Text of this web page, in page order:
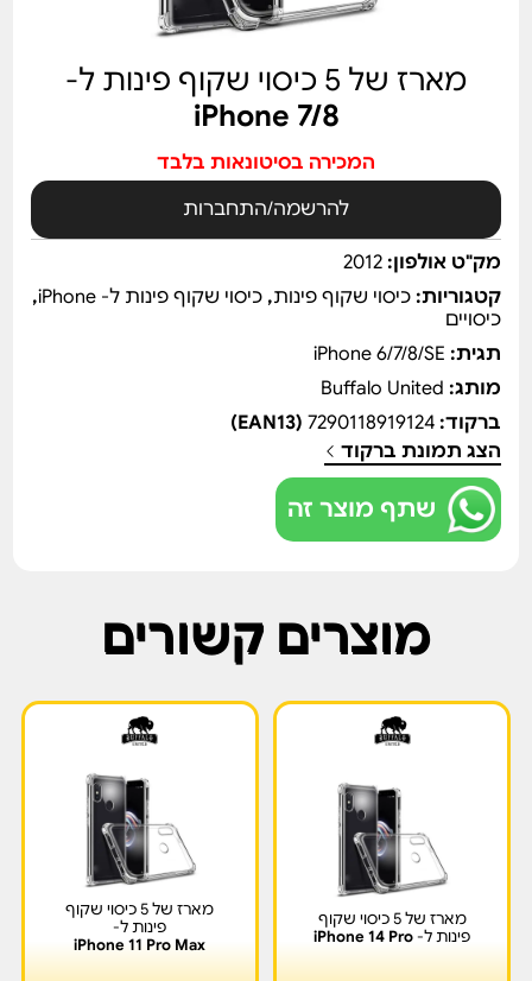
מארז של 5 כיסוי שקוף פינות ל-
iPhone 7/8
המכירה בסיטונאות בלבד
להרשמה/התחברות
מק"ט אולפון:2012
קטגוריות:כיסוי שקוף פינות,כיסוי שקוף פינות ל- iPhone
,
כיסויים
תגית: iPhone 6/7/8/SE
מותג: Buffalo United
ברקוד:7290118919124
(EAN13)
הצג תמונת ברקוד
שתף מוצר זה
מוצרים קשורים
מארז של 5 כיסוי שקוף
פינות ל-iPhone 14 Pro
מארז של 5 כיסוי שקוף
פינות ל-
iPhone 11 Pro Max